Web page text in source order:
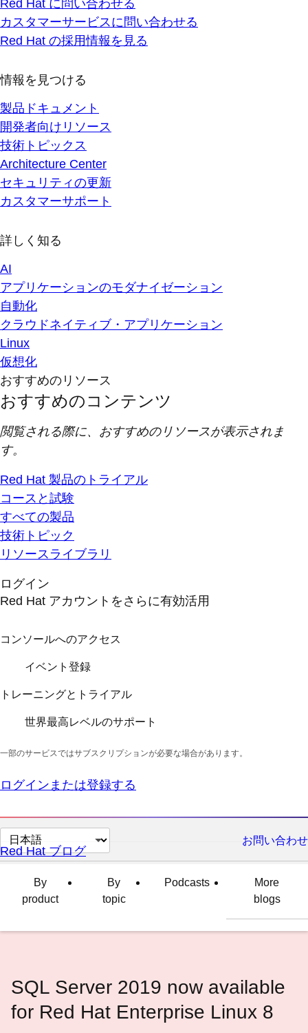
Red Hat に問い合わせる
カスタマーサービスに問い合わせる
Red Hat の採用情報を見る
情報を見つける
製品ドキュメント
開発者向けリソース
技術トピックス
Architecture Center
セキュリティの更新
カスタマーサポート
詳しく知る
AI
アプリケーションのモダナイゼーション
自動化
クラウドネイティブ・アプリケーション
Linux
仮想化
おすすめのリソース
おすすめのコンテンツ
閲覧される際に、おすすめのリソースが表示されま
す。
Red Hat 製品のトライアル
コースと試験
すべての製品
技術トピック
リソースライブラリ
ログイン
Red Hat アカウントをさらに有効活用
コンソールへのアクセス
イベント登録
トレーニングとトライアル
世界最高レベルのサポート
一部のサービスではサブスクリプションが必要な場合があります。
ログインまたは登録する
ペ
ー
語
お問い合わせ
Red Hat ブログ
By
product
By
topic
Podcasts
More
blogs
SQL Server 2019 now available
for Red Hat Enterprise Linux 8